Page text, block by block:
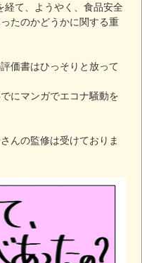
経て、ようやく、食品安全
たのかどうかに関する重
価書はひっそりと放って
にマンガでエコナ騒動を
んの監修は受けておりま